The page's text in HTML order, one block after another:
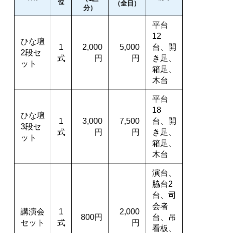
位
分）
（全日）
ひな壇
2段セ
ット
1
式
2,000
円
5,000
円
平台
12
台、開
き足、
箱足、
木台
ひな壇
3段セ
ット
1
式
3,000
円
7,500
円
平台
18
台、開
き足、
箱足、
木台
講演会
セット
1
式
800円
2,000
円
演台、
脇台2
台、司
会者
台、吊
看板、